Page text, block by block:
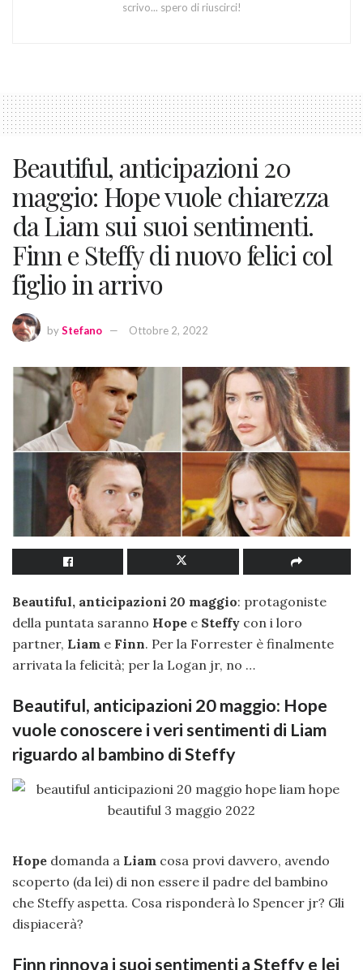
scrivo... spero di riuscirci!
Beautiful, anticipazioni 20
maggio: Hope vuole chiarezza
da Liam sui suoi sentimenti.
Finn e Steffy di nuovo felici col
figlio in arrivo
byStefano Ottobre 2, 2022
Beautiful, anticipazioni 20 maggio: protagoniste
della puntata saranno Hope e Steffy con i loro
partner, Liam e Finn. Per la Forrester è finalmente
arrivata la felicità; per la Logan jr, no …
Beautiful, anticipazioni 20 maggio: Hope
vuole conoscere i veri sentimenti di Liam
riguardo al bambino di Steffy
Hope domanda a Liam cosa provi davvero, avendo
scoperto (da lei) di non essere il padre del bambino
che Steffy aspetta. Cosa risponderà lo Spencer jr? Gli
dispiacerà?
Finn rinnova i suoi sentimenti a Steffy e lei